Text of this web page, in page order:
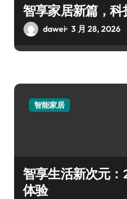
智享家居新篇，科
dawei 3 月 28, 2026
智能家居
智享生活新次元
体验